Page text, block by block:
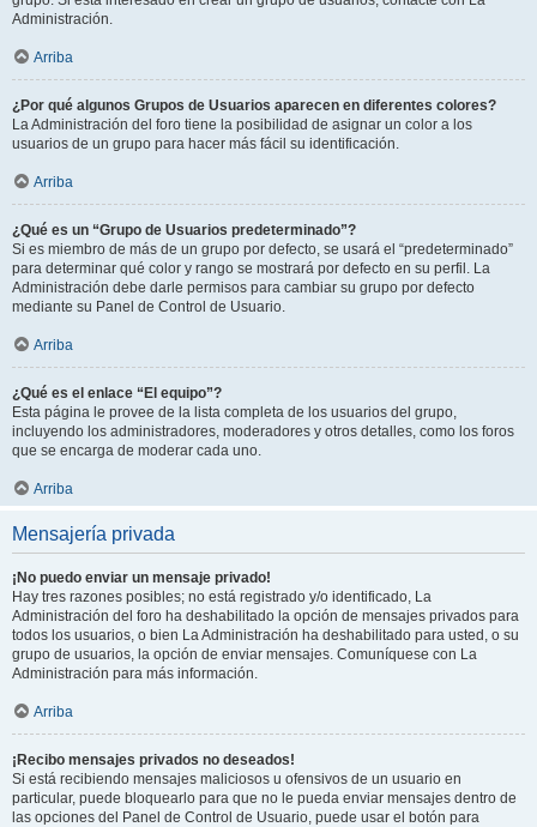
Administración.
Arriba
¿Por qué algunos Grupos de Usuarios aparecen en diferentes colores?
La Administración del foro tiene la posibilidad de asignar un color a los
usuarios de un grupo para hacer más fácil su identificación.
Arriba
¿Qué es un “Grupo de Usuarios predeterminado”?
Si es miembro de más de un grupo por defecto, se usará el “predeterminado”
para determinar qué color y rango se mostrará por defecto en su perfil. La
Administración debe darle permisos para cambiar su grupo por defecto
mediante su Panel de Control de Usuario.
Arriba
¿Qué es el enlace “El equipo”?
Esta página le provee de la lista completa de los usuarios del grupo,
incluyendo los administradores, moderadores y otros detalles, como los foros
que se encarga de moderar cada uno.
Arriba
Mensajería privada
¡No puedo enviar un mensaje privado!
Hay tres razones posibles; no está registrado y/o identificado, La
Administración del foro ha deshabilitado la opción de mensajes privados para
todos los usuarios, o bien La Administración ha deshabilitado para usted, o su
grupo de usuarios, la opción de enviar mensajes. Comuníquese con La
Administración para más información.
Arriba
¡Recibo mensajes privados no deseados!
Si está recibiendo mensajes maliciosos u ofensivos de un usuario en
particular, puede bloquearlo para que no le pueda enviar mensajes dentro de
las opciones del Panel de Control de Usuario, puede usar el botón para